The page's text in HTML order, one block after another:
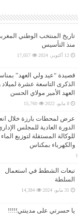
تاريخ المنتخب الوطني
منذ التأسيس
12 أكتوبر، 2024 17,057
قصيدة “عيد ولي العهد”
الذكرى التاسعة عشرة
العهد الأمير مولاي الحسن
8 مايو، 2022 15,760
عرض لمحطات بارزة خلال
الدورة العادية للمجلس
للوكالة المستقلة لتوزيع الماء
والكهرباء بمكناس
تبعات الشطط في استعمال
السلطة
31 مايو، 2024 14,384
يا حسرتي على مدينتي!!!!!